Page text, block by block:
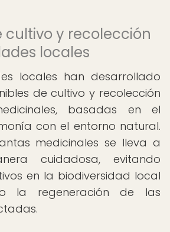
cultivo y recolección
locales
locales han desarrollado
de cultivo y recolección
basadas en el
con el entorno natural.
medicinales se lleva a
cuidadosa, evitando
en la biodiversidad local
la regeneración de las